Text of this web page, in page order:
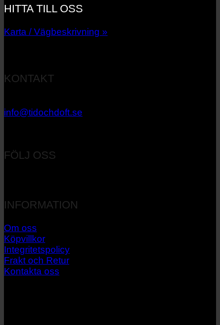
HITTA TILL OSS
Karta / Vägbeskrivning »
KONTAKT
info@tidochdoft.se
FÖLJ OSS
INFORMATION
Om oss
Köpvillkor
Integritetspolicy
Frakt och Retur
Kontakta oss